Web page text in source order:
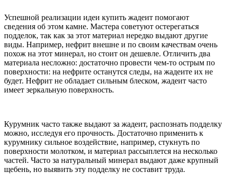
Успешной реализации идеи купить жадеит помогают
сведения об этом камне. Мастера советуют остерегаться
подделок, так как за этот материал нередко выдают другие
виды. Например, нефрит внешне и по своим качествам очень
похож на этот минерал, но стоит он дешевле. Отличить два
материала несложно: достаточно провести чем-то острым по
поверхности: на нефрите останутся следы, на жадеите их не
будет. Нефрит не обладает сильным блеском, жадеит часто
имеет зеркальную поверхность.
Курумник часто также выдают за жадеит, распознать подделку
можно, исследуя его прочность. Достаточно применить к
курумнику сильное воздействие, например, стукнуть по
поверхности молотком, и материал рассыплется на несколько
частей. Часто за натуральный минерал выдают даже крупный
щебень, но выявить эту подделку не составит труда.